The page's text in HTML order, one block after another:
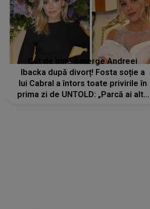
Cât de bine îi merge Andreei
Ibacka după divorț! Fosta soție a
lui Cabral a întors toate privirile în
prima zi de UNTOLD: „Parcă ai altă